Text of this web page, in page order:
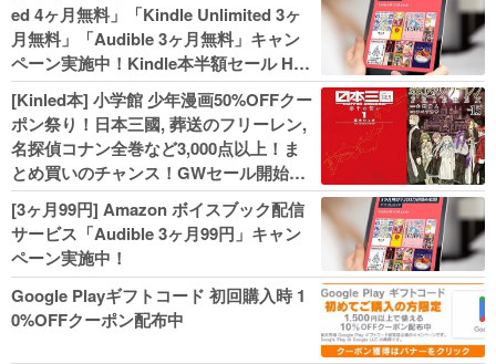
ed 4ヶ月無料」「Kindle Unlimited 3ヶ
月無料」「Audible 3ヶ月無料」キャン
ペーン実施中！Kindle本半額セール HU
NTER×HUNTERなど集英社、無職転生,
幼女戦記などKADOKAWA、キャプテン
翼100円セールも！
[Kinled本] 小学館 少年漫画50%OFFクー
ポン祭り！日本三國, 葬送のフリーレン,
名探偵コナン全巻など3,000点以上！ま
とめ買いのチャンス！GWセール開始！
人気コミック多数 カドカワ祭やIT関連本
がセールに！
[3ヶ月99円] Amazon ボイスブック配信
サービス「Audible 3ヶ月99円」キャン
ペーン実施中！
Google Playギフトコード 初回購入時 1
0%OFFクーポン配布中